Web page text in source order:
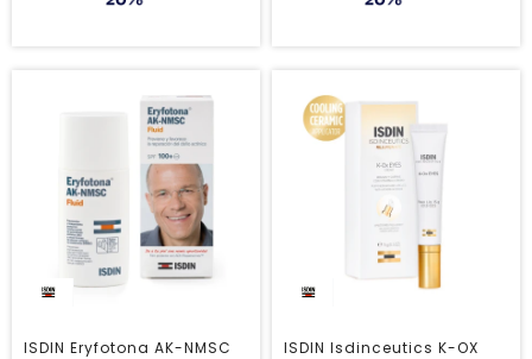
ISDIN Eryfotona AK-NMSC
ISDIN Isdinceutics K-OX